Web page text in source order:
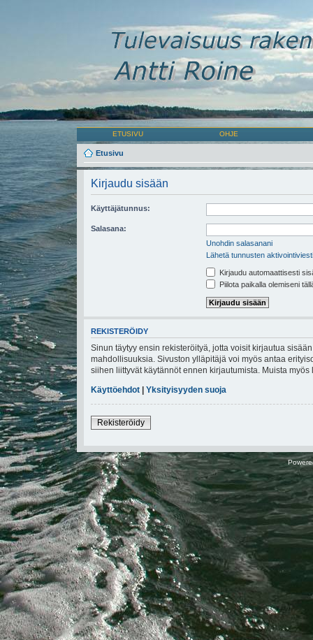
ETUSIVU OHJE
Etusivu
Kirjaudu sisään
Käyttäjätunnus:
Salasana:
Unohdin salasanani
Lähetä tunnusten
Kirjaudu automaattisesti
Piilota paikalla olemiseni
REKISTERÖIDY
Sinun täytyy ensin rekisteröityä, jotta voisit kirjautua
mahdollisuuksia. Sivuston ylläpitäjä voi myös antaa
siihen liittyvät käytännöt ennen kirjautumista. Muista
Käyttöehdot | Yksityisyyden suoja
Rekisteröidy